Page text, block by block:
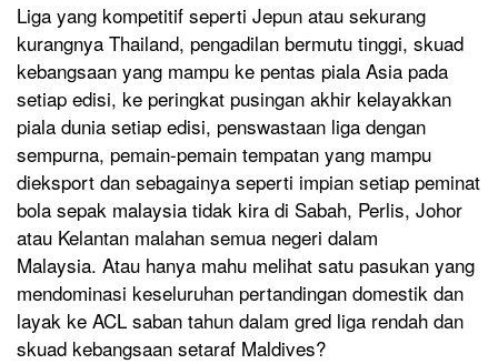
Liga yang kompetitif seperti Jepun atau sekurang
kurangnya Thailand, pengadilan bermutu tinggi, skuad
kebangsaan yang mampu ke pentas piala Asia pada
setiap edisi, ke peringkat pusingan akhir kelayakkan
piala dunia setiap edisi, penswastaan liga dengan
sempurna, pemain-pemain tempatan yang mampu
dieksport dan sebagainya seperti impian setiap peminat
bola sepak malaysia tidak kira di Sabah, Perlis, Johor
atau Kelantan malahan semua negeri dalam
Malaysia. Atau hanya mahu melihat satu pasukan yang
mendominasi keseluruhan pertandingan domestik dan
layak ke ACL saban tahun dalam gred liga rendah dan
skuad kebangsaan setaraf Maldives?